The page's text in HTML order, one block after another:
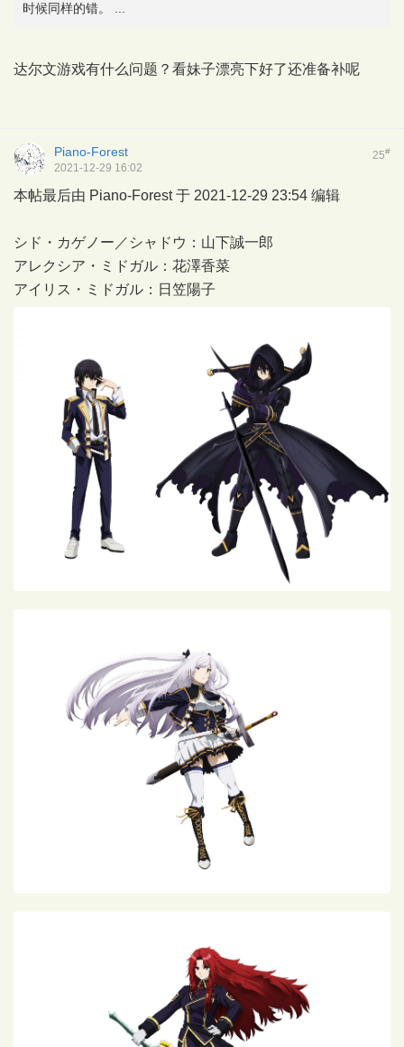
时候同样的错。 ...
达尔文游戏有什么问题？看妹子漂亮下好了还准备补呢
25#
Piano-Forest
2021-12-29 16:02
本帖最后由 Piano-Forest 于 2021-12-29 23:54 编辑
シド・カゲノー／シャドウ：山下誠一郎
アレクシア・ミドガル：花澤香菜
アイリス・ミドガル：日笠陽子